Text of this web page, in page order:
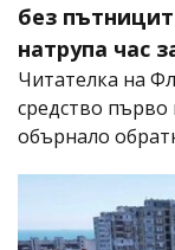
без
натрупа час
Читателка на
средство
обърнало